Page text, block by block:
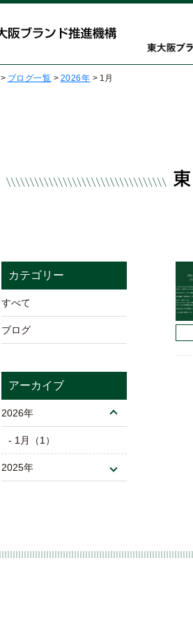
> ブログ一覧 > 2026年 > 1月
カテゴリー
すべて
ブログ
アーカイブ
2026年
- 1月（1）
2025年